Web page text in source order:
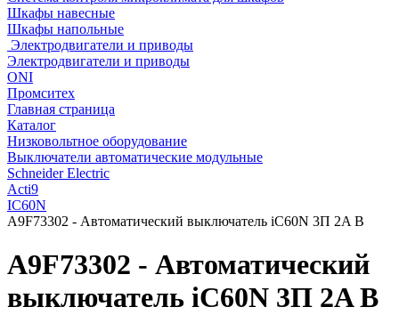
Шкафы навесные
Шкафы напольные
Электродвигатели и приводы
Электродвигатели и приводы
ONI
Промситех
Главная страница
Каталог
Низковольтное оборудование
Выключатели автоматические модульные
Schneider Electric
Acti9
IC60N
A9F73302 - Автоматический выключатель iC60N 3П 2A B
A9F73302 - Автоматический
выключатель iC60N 3П 2A B